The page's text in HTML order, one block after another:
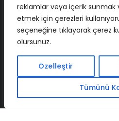
reklamlar veya içerik sunmak
etmek için çerezleri
seçeneğine tıklayarak çerez
olursunuz.
Özelleştir
Tümünü
İLETIŞIM BAF